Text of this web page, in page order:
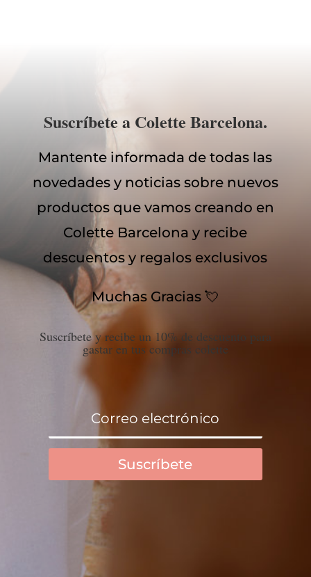
Suscríbete a Colette Barcelona.
Mantente informada de todas las
novedades y noticias sobre nuevos
productos que vamos creando en
Colette Barcelona y recibe
descuentos y regalos exclusivos
Muchas Gracias 💘
Suscríbete y recibe un 10% de descuento para
gastar en tus compras colette
Suscríbete